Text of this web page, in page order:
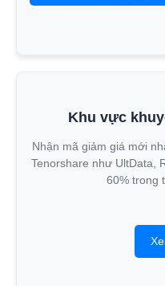
Khu vực
Nhận mã giảm giá mới
Tenorshare như UltData,
60% trong